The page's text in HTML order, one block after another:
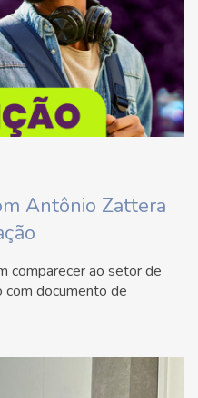
Antônio Zattera
comparecer ao setor de
documento de